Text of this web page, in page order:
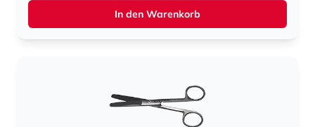
In den Warenkorb